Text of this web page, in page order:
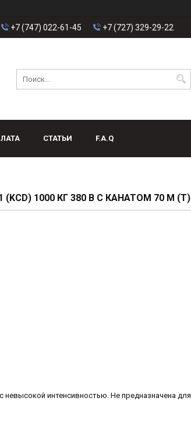
+7 (747) 022-61-45 +7 (727) 329-29-22
СТАТЬИ F.A.Q
(KCD) 1000 КГ 380 В С КАНАТОМ 70 М (T)
интенсивностью. Не предназначена для